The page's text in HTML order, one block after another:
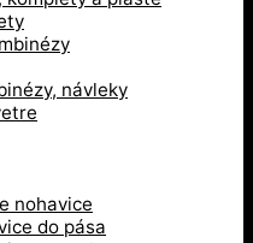
návleky
nohavice
do pása